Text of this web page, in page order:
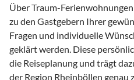
Über Traum-
zu den Gastgebern Ihrer
Fragen und individuelle
geklärt werden. Diese
die Reiseplanung und trägt
der Region Rheinböllen genau